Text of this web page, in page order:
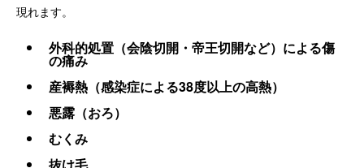
現れます。
外科的処置（会陰切開・帝王切開など）による傷
の痛み
産褥熱（感染症による38度以上の高熱）
悪露（おろ）
むくみ